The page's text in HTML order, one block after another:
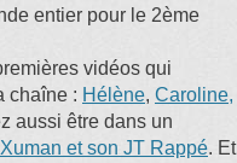
entier pour le 2ème
vidéos qui
chaîne : Hélène, Caroline,
aussi être dans un
Xuman et son JT Rappé. Et